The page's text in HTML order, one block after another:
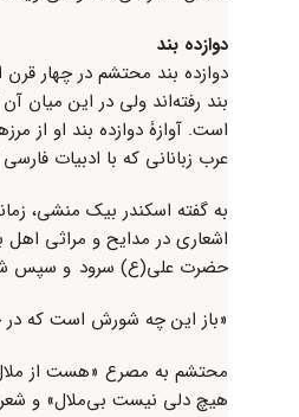
دوازده بند
دوازده بند محتشم در چهار قرن
بند رفته‌اند ولی در این میان
است. آوازۀ دوازده بند او از
عرب زبانانی که با ادبیات
به گفته اسکندر بیک منشی،
اشعاری در مدایح و مراثی
حضرت علی(ع) سرود و سپس شبی
«باز این چه شورش است که در
محتشم به مصرع «هست از ملال
هیچ دلی نیست بی‌ملال» و شعر